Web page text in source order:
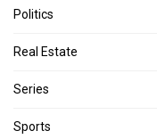
Politics
Real Estate
Series
Sports